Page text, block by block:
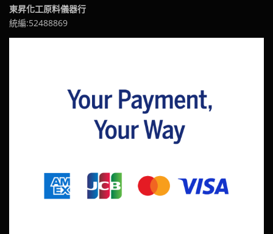
東昇化工原料儀器行
統編:52488869